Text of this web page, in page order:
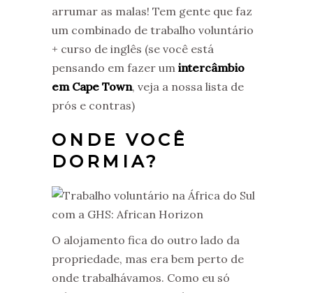
arrumar as malas! Tem gente que faz
um combinado de trabalho voluntário
+ curso de inglês (se você está
pensando em fazer um intercâmbio
em Cape Town, veja a nossa lista de
prós e contras)
ONDE VOCÊ
DORMIA?
O alojamento fica do outro lado da
propriedade, mas era bem perto de
onde trabalhávamos. Como eu só